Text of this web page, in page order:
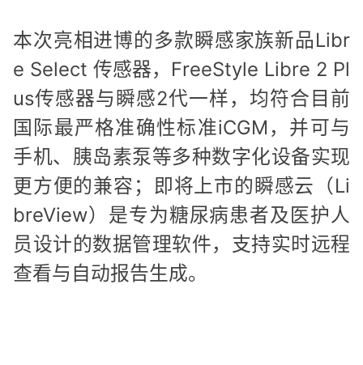
本次亮相进博的多款瞬感家族新品Libr
e Select 传感器，FreeStyle Libre 2 Pl
us传感器与瞬感2代一样，均符合目前
国际最严格准确性标准iCGM，并可与
手机、胰岛素泵等多种数字化设备实现
更方便的兼容；即将上市的瞬感云（Li
breView）是专为糖尿病患者及医护人
员设计的数据管理软件，支持实时远程
查看与自动报告生成。